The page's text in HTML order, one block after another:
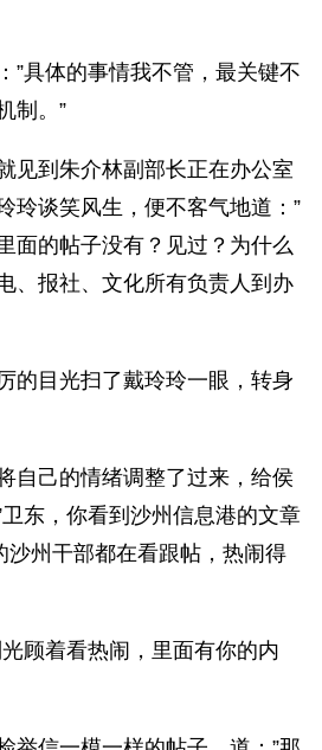
”具体的事情我不管，最关键不
制。”
见到朱介林副部长正在办公室
玲谈笑风生，便不客气地道：”
面的帖子没有？见过？为什么
、报社、文化所有负责人到办
的目光扫了戴玲玲一眼，转身
自己的情绪调整了过来，给侯
东，你看到沙州信息港的文章
沙州干部都在看跟帖，热闹得
顾着看热闹，里面有你的内